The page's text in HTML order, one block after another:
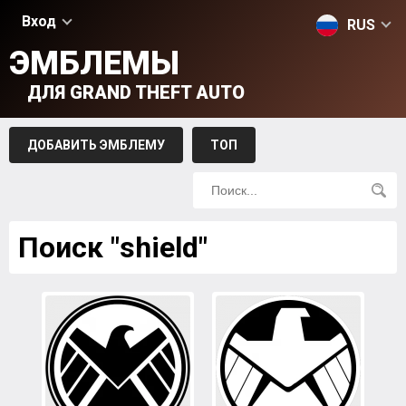
Вход RUS
ЭМБЛЕМЫ
ДЛЯ GRAND THEFT AUTO
ДОБАВИТЬ ЭМБЛЕМУ ТОП
Поиск "shield"